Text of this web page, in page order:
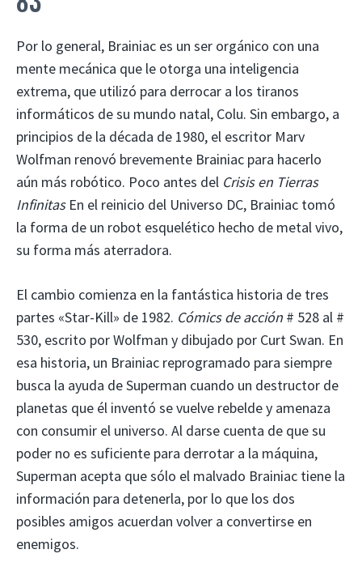
Por lo general, Brainiac es un ser orgánico con una
mente mecánica que le otorga una inteligencia
extrema, que utilizó para derrocar a los tiranos
informáticos de su mundo natal, Colu. Sin embargo, a
principios de la década de 1980, el escritor Marv
Wolfman renovó brevemente Brainiac para hacerlo
aún más robótico. Poco antes del Crisis en Tierras
InfinitasEn el reinicio del Universo DC, Brainiac tomó
la forma de un robot esquelético hecho de metal vivo,
su forma más aterradora.
El cambio comienza en la fantástica historia de tres
partes «Star-Kill» de 1982. Cómics de acción # 528 al #
530, escrito por Wolfman y dibujado por Curt Swan. En
esa historia, un Brainiac reprogramado para siempre
busca la ayuda de Superman cuando un destructor de
planetas que él inventó se vuelve rebelde y amenaza
con consumir el universo. Al darse cuenta de que su
poder no es suficiente para derrotar a la máquina,
Superman acepta que sólo el malvado Brainiac tiene la
información para detenerla, por lo que los dos
posibles amigos acuerdan volver a convertirse en
enemigos.